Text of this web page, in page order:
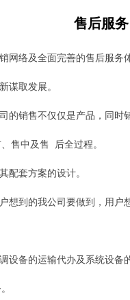
售后服务
网络及全面完善的售后服务
谋取发展。
的销售不仅仅是产品，同
售中及售 后全过程。
配套方案的设计。
想到的我公司要做到，用
设备的运输代办及系统设